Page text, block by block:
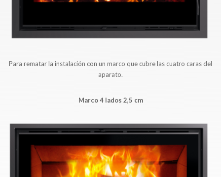
Para rematar la instalación con un marco que cubre las cuatro caras del
aparato.
Marco 4 lados 2,5 cm